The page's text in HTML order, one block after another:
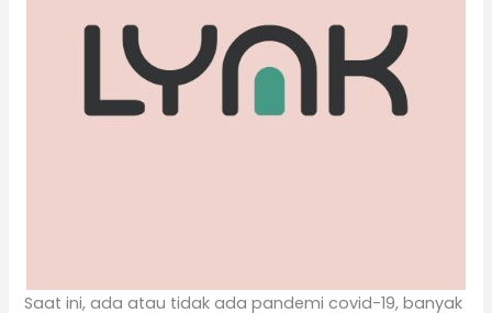
Saat ini, ada atau tidak ada pandemi covid-19, banyak